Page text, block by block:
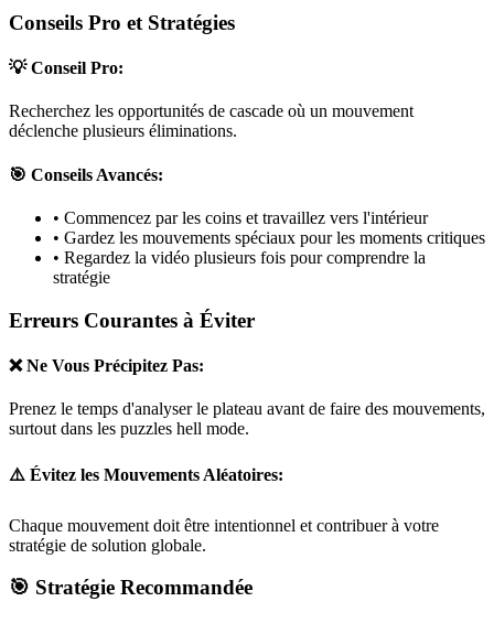
Conseils Pro et Stratégies
💡 Conseil Pro:
Recherchez les opportunités de cascade où un mouvement
déclenche plusieurs éliminations.
🎯 Conseils Avancés:
• Commencez par les coins et travaillez vers l'intérieur
• Gardez les mouvements spéciaux pour les moments critiques
• Regardez la vidéo plusieurs fois pour comprendre la
stratégie
Erreurs Courantes à Éviter
❌ Ne Vous Précipitez Pas:
Prenez le temps d'analyser le plateau avant de faire des mouvements,
surtout dans les puzzles hell mode.
⚠️ Évitez les Mouvements Aléatoires:
Chaque mouvement doit être intentionnel et contribuer à votre
stratégie de solution globale.
🎯 Stratégie Recommandée